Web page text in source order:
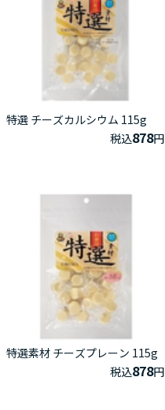
特選 チーズカルシウム 115g
税込878円
特選素材 チーズプレーン 115g
税込878円